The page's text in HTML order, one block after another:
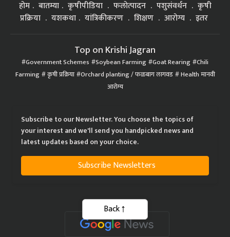
होम बातम्या कृषीपीडिया फलोत्पादन पशुसंवर्धन
कृषी
प्रक्रिया
यशकथा यांत्रिकीकरण शिक्षण आरोग्य इतर
Top on Krishi Jagran
Government Schemes Soybean Farming Goat Rearing Chili
Farming कृषी प्रक्रिया Orchard planting / फळबाग लागवड Health मानवी
आरोग्य
Subscribe to our Newsletter. You choose the topics of
your interest and we'll send you handpicked news and
latest updates based on your choice.
Subscribe Newsletters
Back